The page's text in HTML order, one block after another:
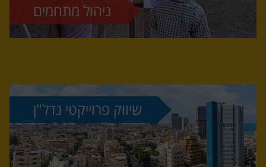
ניהול מתחמים
שיווק פרוייקטי נדל"ן